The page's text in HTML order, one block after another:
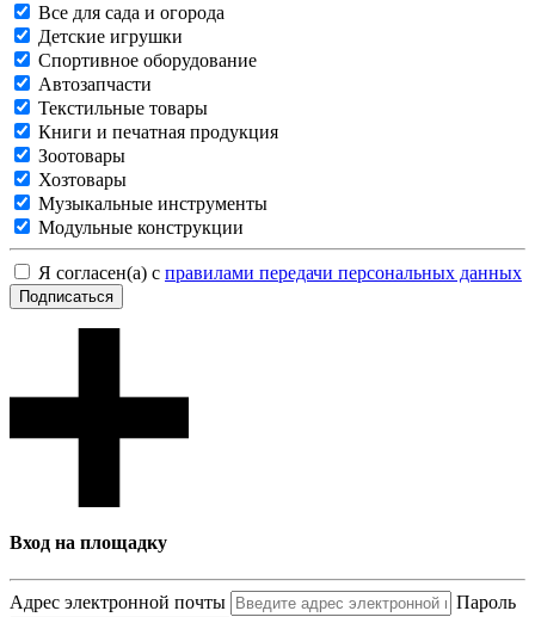
Все для сада и огорода
Детские игрушки
Спортивное оборудование
Автозапчасти
Текстильные товары
Книги и печатная продукция
Зоотовары
Хозтовары
Музыкальные инструменты
Модульные конструкции
Я согласен(а) с правилами передачи персональных данных
Подписаться
Вход на площадку
Адрес электронной почты
Пароль